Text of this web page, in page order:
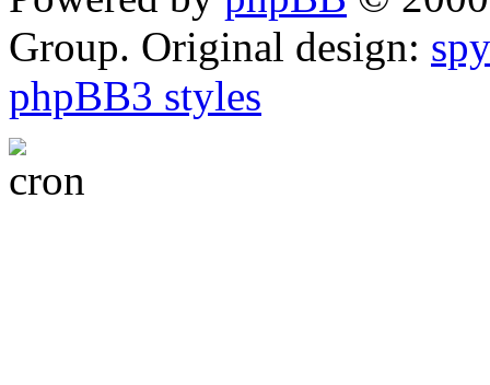
Group. Original design:
phpBB3 styles